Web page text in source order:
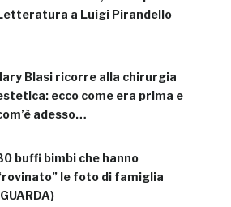
a Luigi Pirandello
Blasi ricorre alla chirurgia
ecco come era prima e
adesso…
buffi bimbi che hanno
le foto di famiglia